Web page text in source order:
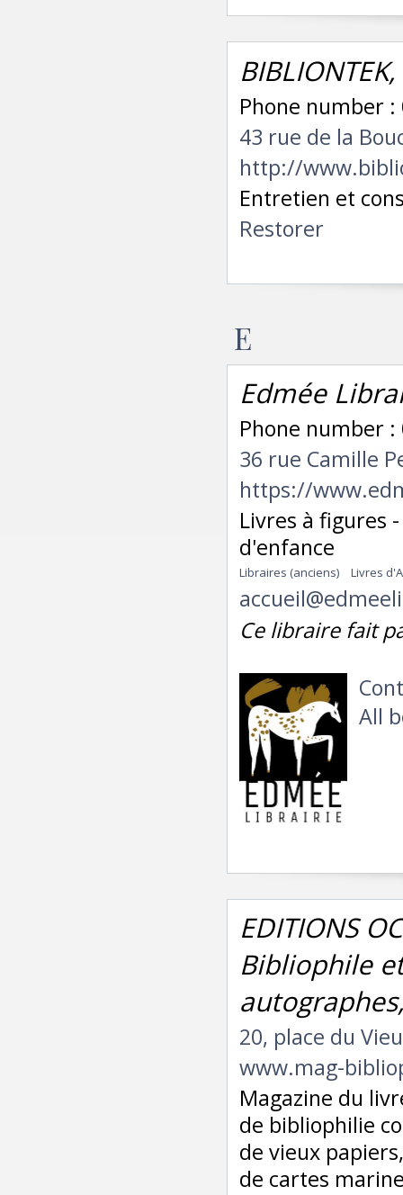
BIBLIONTEK,
Phone number :
43 rue de la
http://
Entretien et
Restorer
E
Edmée
Phone number :
36 rue Camille
https://
Livres à figures
d'enfance
Libraires (anciens) Livres
Ce libraire fait
All
EDITIONS
Bibliophile
20, place du
www.mag-
Magazine du
de bibliophilie
de vieux
de cartes